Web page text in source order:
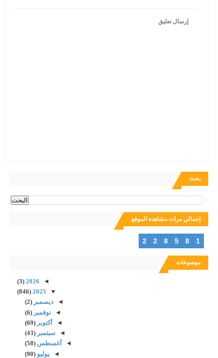
إرسال تعليق
بحث
إجمالي مرات مشاهدة الموقع
2 2 8 5 8 1
موضوعات
◄
2026
(3)
▼
2025
(846)
◄ديسمبر(2)
◄ نوفمبر(6)
◄
أكتوبر(69)
◄سبتمبر(43)
◄
أغسطس(58)
◄ يوليو(90)